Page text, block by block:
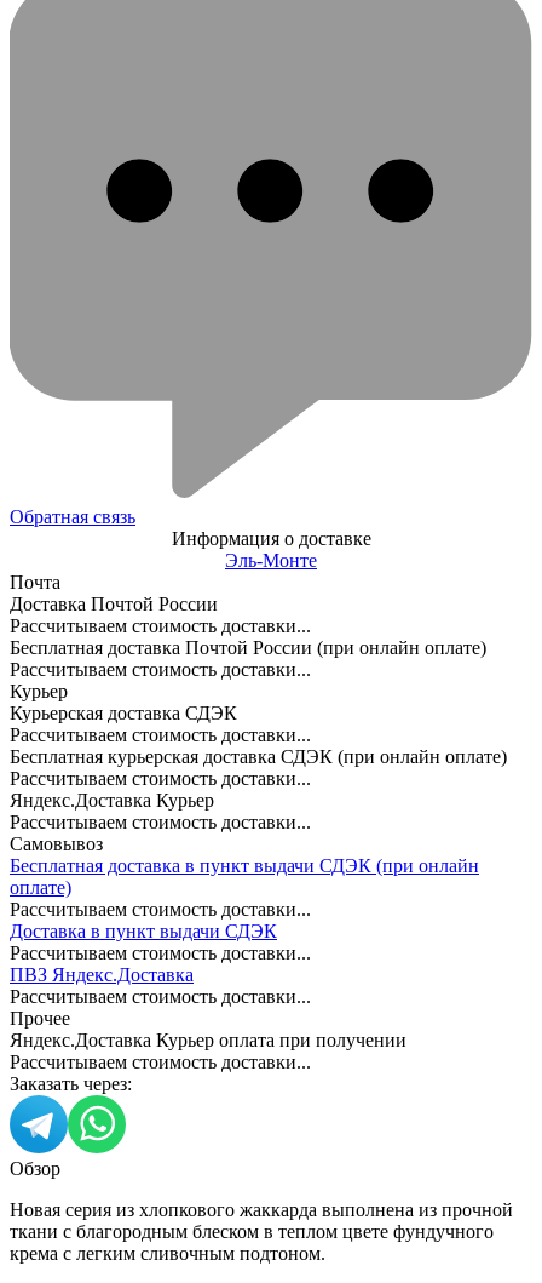
Обратная связь
Информация о доставке
Эль-Монте
Почта
Доставка Почтой России
Рассчитываем стоимость доставки...
Бесплатная доставка Почтой России (при онлайн оплате)
Рассчитываем стоимость доставки...
Курьер
Курьерская доставка СДЭК
Рассчитываем стоимость доставки...
Бесплатная курьерская доставка СДЭК (при онлайн оплате)
Рассчитываем стоимость доставки...
Яндекс.Доставка Курьер
Рассчитываем стоимость доставки...
Самовывоз
Бесплатная доставка в пункт выдачи СДЭК (при онлайн
оплате)
Рассчитываем стоимость доставки...
Доставка в пункт выдачи СДЭК
Рассчитываем стоимость доставки...
ПВЗ Яндекс.Доставка
Рассчитываем стоимость доставки...
Прочее
Яндекс.Доставка Курьер оплата при получении
Рассчитываем стоимость доставки...
Заказать через:
Обзор
Новая серия из хлопкового жаккарда выполнена из прочной
ткани с благородным блеском в теплом цвете фундучного
крема с легким сливочным подтоном.